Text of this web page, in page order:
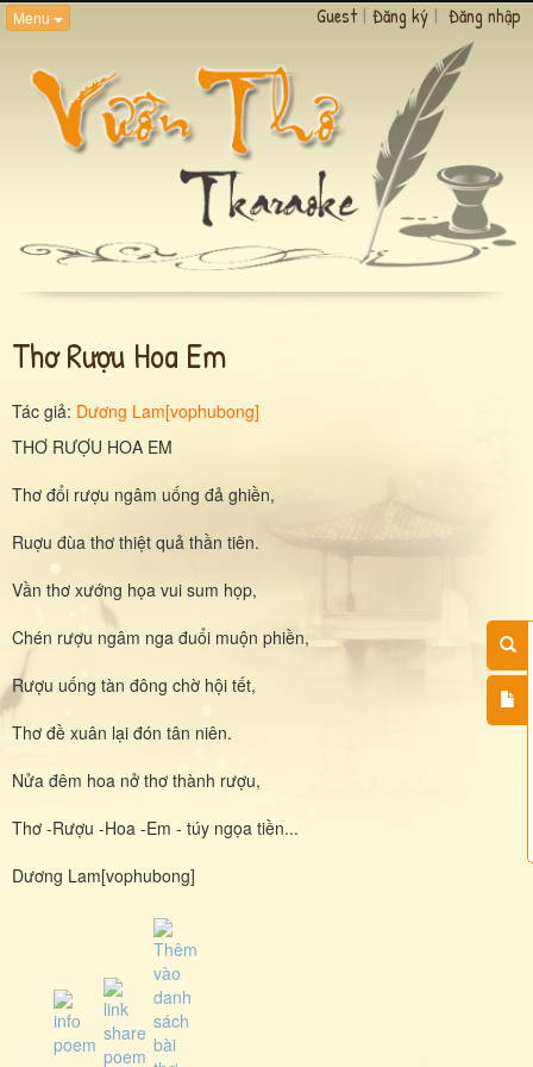
Menu Guest | Đăng ký | Đăng nhập
Thơ Rượu Hoa Em
Tác giả: Dương Lam[vophubong]
THƠ RƯỢU HOA EM
Thơ đổi rượu ngâm uống đả ghiền,
Ruợu đùa thơ thiệt quả thần tiên.
Vần thơ xướng họa vui sum họp,
Chén rượu ngâm nga đuổi muộn phiền,
Rượu uống tàn đông chờ hội tết,
Thơ đề xuân lại đón tân niên.
Nửa đêm hoa nở thơ thành rượu,
Thơ -Rượu -Hoa -Em - túy ngọa tiền...
Dương Lam[vophubong]